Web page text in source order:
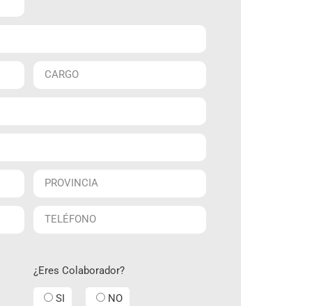
¿Eres Colaborador?
SI NO